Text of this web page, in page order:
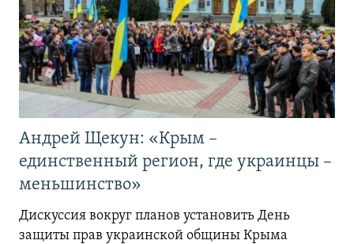
Андрей Щекун: «Крым –
единственный регион, где украинцы –
меньшинство»
Дискуссия вокруг планов установить День
защиты прав украинской общины Крыма